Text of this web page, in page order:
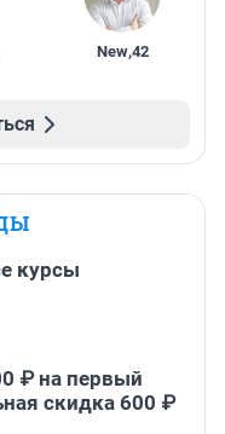
New,42
курсы
₽ на первый
скидка 600 ₽